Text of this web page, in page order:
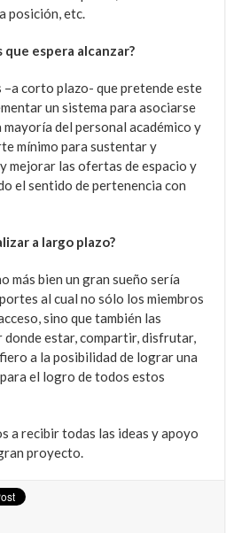
posición, etc.
espera alcanzar?
corto plazo- que pretende este
un sistema para asociarse
del personal académico y
mínimo para sustentar y
mejorar las ofertas de espacio y
el sentido de pertenencia con
a largo plazo?
más bien un gran sueño sería
al cual no sólo los miembros
sino que también las
estar, compartir, disfrutar,
a la posibilidad de lograr una
el logro de todos estos
a recibir todas las ideas y apoyo
proyecto.